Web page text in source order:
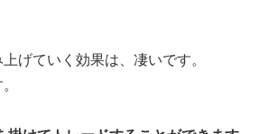
げていく効果は、凄いです。